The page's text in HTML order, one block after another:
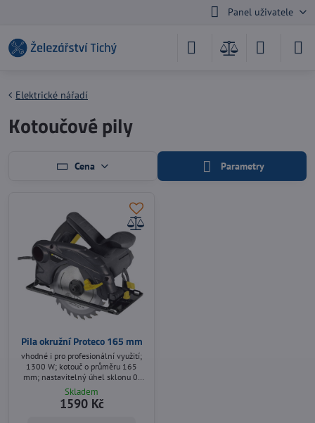
Panel uživatele
Elektrické nářadí
Kotoučové pily
Cena Parametry
Pila okružní Proteco 165 mm
vhodné i pro profesionální využití;
1300 W; kotouč o průměru 165
mm; nastavitelný úhel sklonu 0-
45°; maximální výška prořezu 53
mm; hmotnost 3,8 kg;
Skladem
1590 Kč